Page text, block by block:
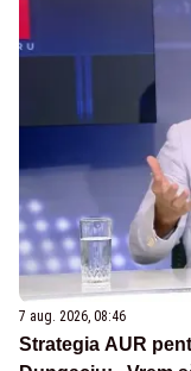
7 aug. 2026, 08:46
Strategia AUR